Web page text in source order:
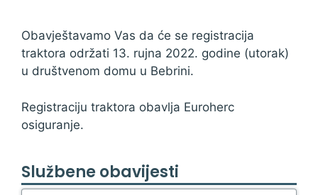
Obavještavamo Vas da će se registracija
traktora održati 13. rujna 2022. godine (utorak)
u društvenom domu u Bebrini.
Registraciju traktora obavlja Euroherc
osiguranje.
Službene obavijesti